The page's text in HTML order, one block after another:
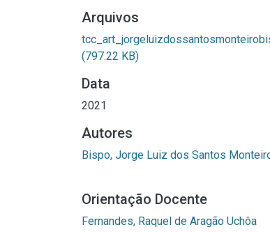
Arquivos
(797.22 KB)
Data
2021
Autores
Bispo, Jorge Luiz dos Santos
Orientação Docente
Fernandes, Raquel de Aragão Uchôa